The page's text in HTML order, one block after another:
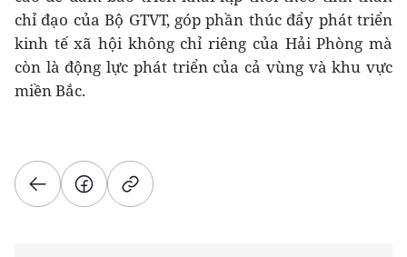
chỉ đạo của Bộ GTVT, góp phần thúc đẩy phát triển
kinh tế xã hội không chỉ riêng của Hải Phòng mà
còn là động lực phát triển của cả vùng và khu vực
miền Bắc.